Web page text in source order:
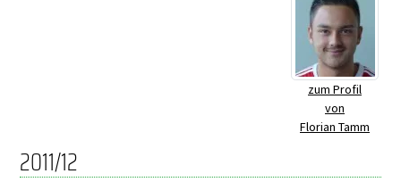
zum Profil
von
Florian Tamm
2011/12